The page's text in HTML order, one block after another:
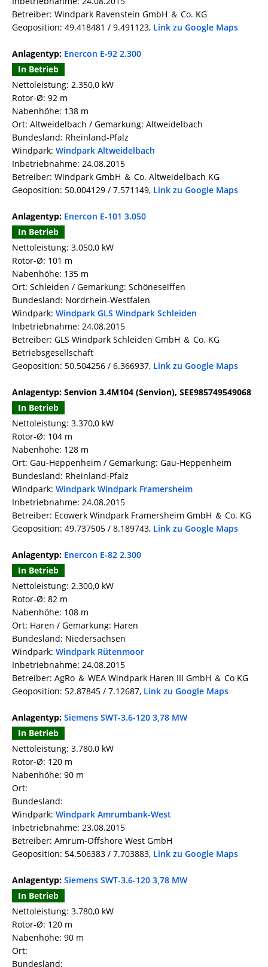
Betreiber: Windpark Ravenstein GmbH ＆ Co. KG
Geoposition: 49.418481 / 9.491123, Link zu Google Maps
Anlagentyp: Enercon E-92 2.300
In Betrieb
Nettoleistung: 2.350,0 kW
Rotor-Ø: 92 m
Nabenhöhe: 138 m
Ort: Altweidelbach / Gemarkung: Altweidelbach
Bundesland: Rheinland-Pfalz
Windpark: Windpark Altweidelbach
Inbetriebnahme: 24.08.2015
Betreiber: Windpark GmbH ＆ Co. Altweidelbach KG
Geoposition: 50.004129 / 7.571149, Link zu Google Maps
Anlagentyp: Enercon E-101 3.050
In Betrieb
Nettoleistung: 3.050,0 kW
Rotor-Ø: 101 m
Nabenhöhe: 135 m
Ort: Schleiden / Gemarkung: Schöneseiffen
Bundesland: Nordrhein-Westfalen
Windpark: Windpark GLS Windpark Schleiden
Inbetriebnahme: 24.08.2015
Betreiber: GLS Windpark Schleiden GmbH ＆ Co. KG
Betriebsgesellschaft
Geoposition: 50.504256 / 6.366937, Link zu Google Maps
Anlagentyp: Senvion 3.4M104 (Senvion), SEE985749549068
In Betrieb
Nettoleistung: 3.370,0 kW
Rotor-Ø: 104 m
Nabenhöhe: 128 m
Ort: Gau-Heppenheim / Gemarkung: Gau-Heppenheim
Bundesland: Rheinland-Pfalz
Windpark: Windpark Windpark Framersheim
Inbetriebnahme: 24.08.2015
Betreiber: Ecowerk Windpark Framersheim GmbH ＆ Co. KG
Geoposition: 49.737505 / 8.189743, Link zu Google Maps
Anlagentyp: Enercon E-82 2.300
In Betrieb
Nettoleistung: 2.300,0 kW
Rotor-Ø: 82 m
Nabenhöhe: 108 m
Ort: Haren / Gemarkung: Haren
Bundesland: Niedersachsen
Windpark: Windpark Rütenmoor
Inbetriebnahme: 24.08.2015
Betreiber: AgRo ＆ WEA Windpark Haren III GmbH ＆ Co KG
Geoposition: 52.87845 / 7.12687, Link zu Google Maps
Anlagentyp: Siemens SWT-3.6-120 3,78 MW
In Betrieb
Nettoleistung: 3.780,0 kW
Rotor-Ø: 120 m
Nabenhöhe: 90 m
Ort:
Bundesland:
Windpark: Windpark Amrumbank-West
Inbetriebnahme: 23.08.2015
Betreiber: Amrum-Offshore West GmbH
Geoposition: 54.506383 / 7.703883, Link zu Google Maps
Anlagentyp: Siemens SWT-3.6-120 3,78 MW
In Betrieb
Nettoleistung: 3.780,0 kW
Rotor-Ø: 120 m
Nabenhöhe: 90 m
Ort:
Bundesland: